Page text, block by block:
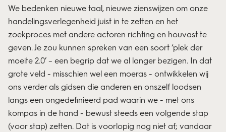
We bedenken nieuwe taal, nieuwe zienswijzen om onze
handelingsverlegenheid juist in te zetten en het
zoekproces met andere actoren richting en houvast te
geven. Je zou kunnen spreken van een soort ‘plek der
moeite 2.0’ – een begrip dat we al langer bezigen. In dat
grote veld - misschien wel een moeras - ontwikkelen wij
ons verder als gidsen die anderen en onszelf loodsen
langs een ongedefinieerd pad waarin we - met ons
kompas in de hand - bewust steeds een volgende stap
(voor stap) zetten. Dat is voorlopig nog niet af; vandaar